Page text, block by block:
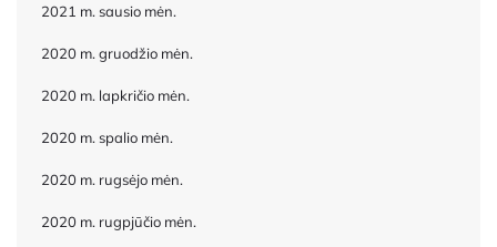
2021 m. sausio mėn.
2020 m. gruodžio mėn.
2020 m. lapkričio mėn.
2020 m. spalio mėn.
2020 m. rugsėjo mėn.
2020 m. rugpjūčio mėn.